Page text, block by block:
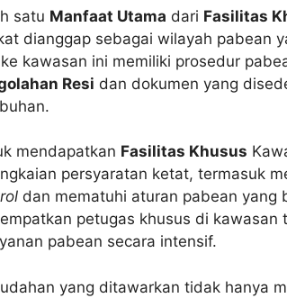
satu Manfaat Utama dari Fasilitas
dianggap sebagai wilayah pabean
kawasan ini memiliki prosedur
Resi dan dokumen yang
mendapatkan Fasilitas Khusus
persyaratan ketat, termasuk
dan mematuhi aturan pabean yang
petugas khusus di
pabean secara intensif.
yang ditawarkan tidak hanya